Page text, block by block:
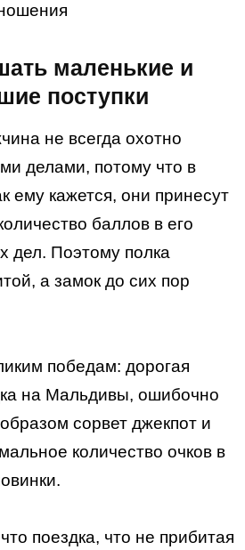
маленькие и
поступки
не всегда охотно
делами, потому что в
ему кажется, они принесут
баллов в его
дел. Поэтому полка
а замок до сих пор
победам: дорогая
на Мальдивы, ошибочно
сорвет джекпот и
количество очков в
поездка, что не прибитая